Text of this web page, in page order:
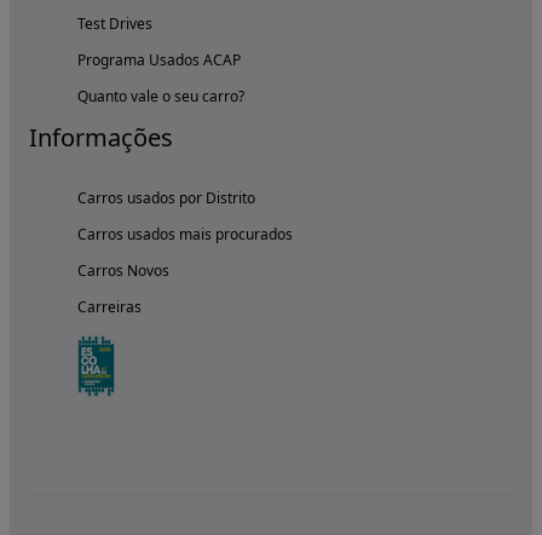
Test Drives
Programa Usados ACAP
Quanto vale o seu carro?
Informações
Carros usados por Distrito
Carros usados mais procurados
Carros Novos
Carreiras